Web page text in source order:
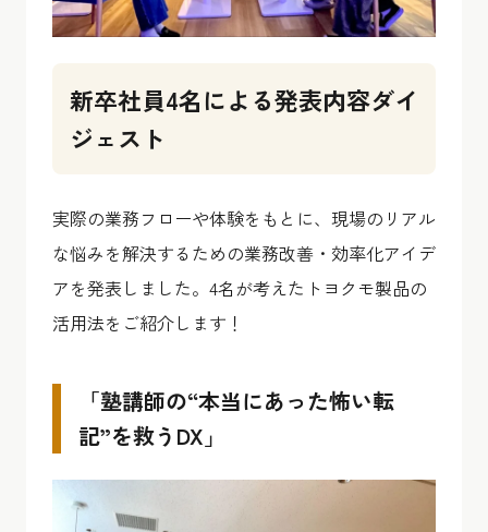
新卒社員4名による発表内容ダイ
ジェスト
実際の業務フローや体験をもとに、現場のリアル
な悩みを解決するための業務改善・効率化アイデ
アを発表しました。4名が考えたトヨクモ製品の
活用法をご紹介します！
「塾講師の“本当にあった怖い転
記”を救うDX」